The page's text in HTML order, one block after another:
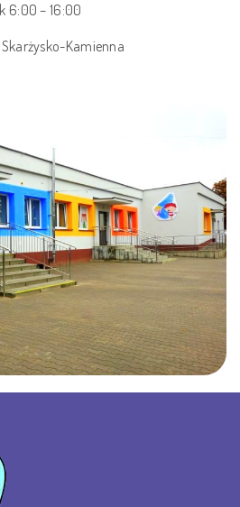
6:00 – 16:00
Kamienna